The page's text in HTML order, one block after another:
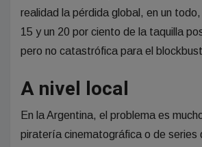
realidad la pérdida global, en un
15 y un 20 por ciento de la taquilla
pero no catastrófica para el
A nivel local
En la Argentina, el problema es
piratería cinematográfica o de series